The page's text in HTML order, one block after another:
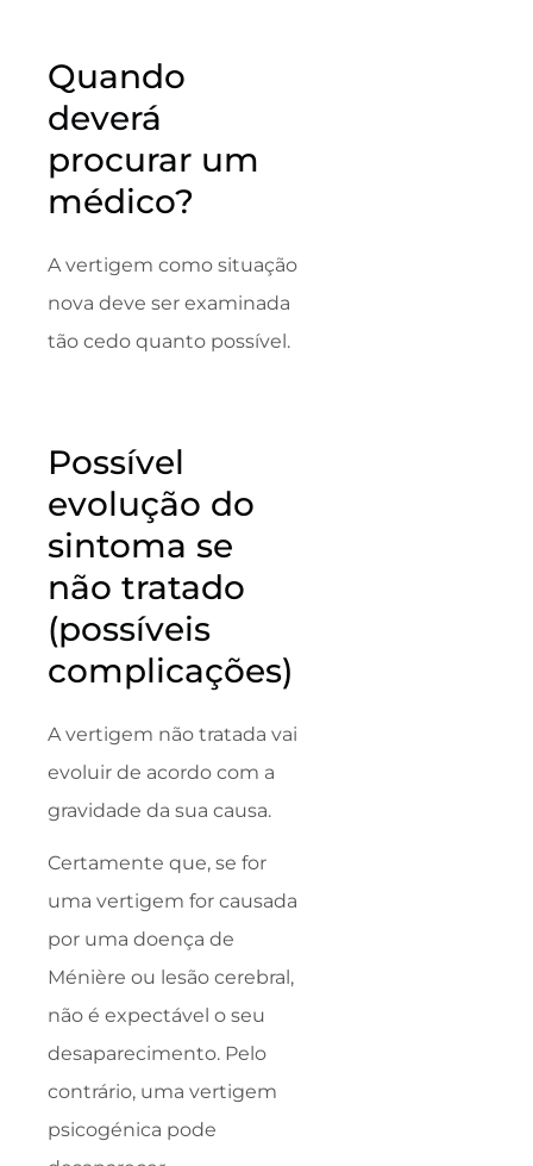
Quando
deverá
procurar um
médico?
A vertigem como situação
nova deve ser examinada
tão cedo quanto possível.
Possível
evolução do
sintoma se
não tratado
(possíveis
complicações)
A vertigem não tratada vai
evoluir de acordo com a
gravidade da sua causa.
Certamente que, se for
uma vertigem for causada
por uma doença de
Ménière ou lesão cerebral,
não é expectável o seu
desaparecimento. Pelo
contrário, uma vertigem
psicogénica pode